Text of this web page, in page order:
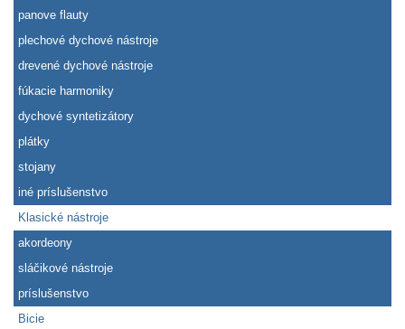
panove flauty
plechové dychové nástroje
drevené dychové nástroje
fúkacie harmoniky
dychové syntetizátory
plátky
stojany
iné príslušenstvo
Klasické nástroje
akordeony
sláčikové nástroje
príslušenstvo
Bicie